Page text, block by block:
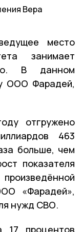
Вера
место
занимает
В данном
ООО Фарадей,
отгружено
463
больше, чем
показателя
«Фарадей»,
нужд СВО.